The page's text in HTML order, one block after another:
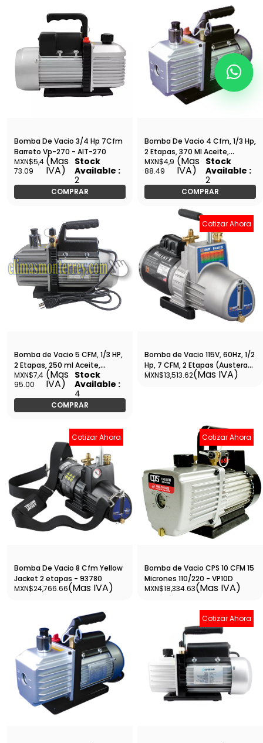
Bomba De Vacio 3/4 Hp 7Cfm
Barreto Vp-270 - AIT-270
MXN$5,4
73.09
(Mas
IVA)
Stock
Available :
2
COMPRAR
Bomba De Vacio 4 Cfm, 1/3 Hp,
2 Etapas, 370 Ml Aceite,
Voltaje 127, 60 Hz, 6.1 Ampers -
Ve-235
MXN$4,9
88.49
(Mas
IVA)
Stock
Available :
2
COMPRAR
Bomba de Vacio 5 CFM, 1/3 HP,
2 Etapas, 250 ml Aceite,
Voltaje 127, 6.1 Ampers, GB
2FY-2B - 6999
MXN$7,4
95.00
(Mas
IVA)
Stock
Available :
4
COMPRAR
Cotizar Ahora
Bomba de Vacio 115V, 60Hz, 1/2
Hp, 7 CFM, 2 Etapas (Austera)
yj - 93600
MXN$13,513.62(Mas IVA)
Cotizar Ahora
Bomba De Vacio 8 Cfm Yellow
Jacket 2 etapas - 93780
MXN$24,766.66(Mas IVA)
Cotizar Ahora
Bomba de Vacio CPS 10 CFM 15
Micrones 110/220 - VP10D
MXN$18,334.63(Mas IVA)
Cotizar Ahora